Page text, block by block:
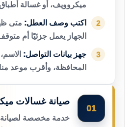
ميكروويف، أو غسالة
2 اكتب وصف العطل: متى
الجهاز يعمل جزئيًا أم
3 جهز بيانات التواصل:
المحافظة، وأقرب موعد
01
صيانة غسالات
خدمة مخصصة